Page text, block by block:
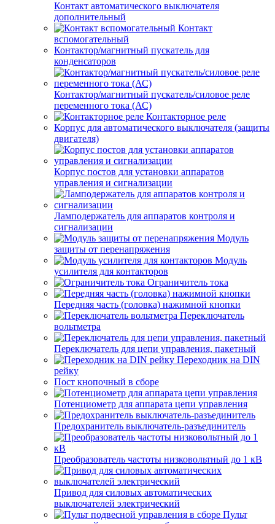
Контакт автоматического выключателя
дополнительный
Контакт
вспомогательный
Контактор/магнитный пускатель для
конденсаторов
Контактор/магнитный пускатель/силовое реле
переменного тока (АС)
Контакторное реле
Корпус для автоматического выключателя (защиты
двигателя)
Корпус постов для установки аппаратов
управления и сигнализации
Ламподержатель для аппаратов контроля и
сигнализации
Модуль
защиты от перенапряжения
Модуль
усилителя для контакторов
Ограничитель тока
Передняя часть (головка) нажимной кнопки
Переключатель
вольтметра
Переключатель для цепи управления, пакетный
Переходник на DIN
рейку
Пост кнопочный в сборе
Потенциометр для аппарата цепи управления
Предохранитель выключатель-разъединитель
Преобразователь частоты низковольтный до 1 кВ
Привод для силовых автоматических
выключателей электрический
Пульт